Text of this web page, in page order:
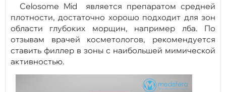
Celosome Mid является препаратом средней
плотности, достаточно хорошо подходит для зон
области глубоких морщин, например лба. По
отзывам врачей косметологов, рекомендуется
ставить филлер в зоны с наибольшей мимической
активностью.